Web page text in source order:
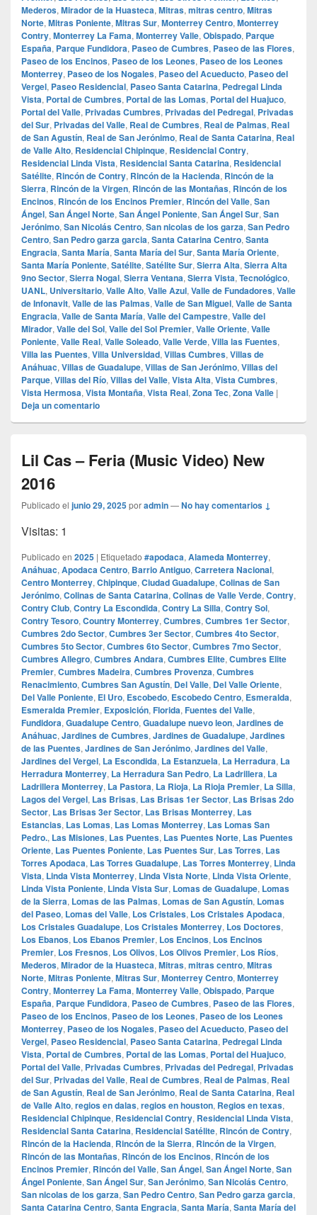
Mederos, Mirador de la Huasteca, Mitras, mitras centro, Mitras
Norte, Mitras Poniente, Mitras Sur, Monterrey Centro, Monterrey
Contry, Monterrey La Fama, Monterrey Valle, Obispado, Parque
España, Parque Fundidora, Paseo de Cumbres, Paseo de las Flores,
Paseo de los Encinos, Paseo de los Leones, Paseo de los Leones
Monterrey, Paseo de los Nogales, Paseo del Acueducto, Paseo del
Vergel, Paseo Residencial, Paseo Santa Catarina, Pedregal Linda
Vista, Portal de Cumbres, Portal de las Lomas, Portal del Huajuco,
Portal del Valle, Privadas Cumbres, Privadas del Pedregal, Privadas
del Sur, Privadas del Valle, Real de Cumbres, Real de Palmas, Real
de San Agustín, Real de San Jerónimo, Real de Santa Catarina, Real
de Valle Alto, Residencial Chipinque, Residencial Contry,
Residencial Linda Vista, Residencial Santa Catarina, Residencial
Satélite, Rincón de Contry, Rincón de la Hacienda, Rincón de la
Sierra, Rincón de la Virgen, Rincón de las Montañas, Rincón de los
Encinos, Rincón de los Encinos Premier, Rincón del Valle, San
Ángel, San Ángel Norte, San Ángel Poniente, San Ángel Sur, San
Jerónimo, San Nicolás Centro, San nicolas de los garza, San Pedro
Centro, San Pedro garza garcia, Santa Catarina Centro, Santa
Engracia, Santa María, Santa María del Sur, Santa María Oriente,
Santa María Poniente, Satélite, Satélite Sur, Sierra Alta, Sierra Alta
9no Sector, Sierra Nogal, Sierra Ventana, Sierra Vista, Tecnológico,
UANL, Universitario, Valle Alto, Valle Azul, Valle de Fundadores, Valle
de Infonavit, Valle de las Palmas, Valle de San Miguel, Valle de Santa
Engracia, Valle de Santa María, Valle del Campestre, Valle del
Mirador, Valle del Sol, Valle del Sol Premier, Valle Oriente, Valle
Poniente, Valle Real, Valle Soleado, Valle Verde, Villa las Fuentes,
Villa las Puentes, Villa Universidad, Villas Cumbres, Villas de
Anáhuac, Villas de Guadalupe, Villas de San Jerónimo, Villas del
Parque, Villas del Río, Villas del Valle, Vista Alta, Vista Cumbres,
Vista Hermosa, Vista Montaña, Vista Real, Zona Tec, Zona Valle |
Deja un comentario
Lil Cas – Feria (Music Video) New
2016
Publicado el junio 29, 2025poradmin—No hay comentarios ↓
Visitas: 1
Publicado en 2025 | Etiquetado #apodaca, Alameda Monterrey,
Anáhuac, Apodaca Centro, Barrio Antiguo, Carretera Nacional,
Centro Monterrey, Chipinque, Ciudad Guadalupe, Colinas de San
Jerónimo, Colinas de Santa Catarina, Colinas de Valle Verde, Contry,
Contry Club, Contry La Escondida, Contry La Silla, Contry Sol,
Contry Tesoro, Country Monterrey, Cumbres, Cumbres 1er Sector,
Cumbres 2do Sector, Cumbres 3er Sector, Cumbres 4to Sector,
Cumbres 5to Sector, Cumbres 6to Sector, Cumbres 7mo Sector,
Cumbres Allegro, Cumbres Andara, Cumbres Elite, Cumbres Elite
Premier, Cumbres Madeira, Cumbres Provenza, Cumbres
Renacimiento, Cumbres San Agustín, Del Valle, Del Valle Oriente,
Del Valle Poniente, El Uro, Escobedo, Escobedo Centro, Esmeralda,
Esmeralda Premier, Exposición, Florida, Fuentes del Valle,
Fundidora, Guadalupe Centro, Guadalupe nuevo leon, Jardines de
Anáhuac, Jardines de Cumbres, Jardines de Guadalupe, Jardines
de las Puentes, Jardines de San Jerónimo, Jardines del Valle,
Jardines del Vergel, La Escondida, La Estanzuela, La Herradura, La
Herradura Monterrey, La Herradura San Pedro, La Ladrillera, La
Ladrillera Monterrey, La Pastora, La Rioja, La Rioja Premier, La Silla,
Lagos del Vergel, Las Brisas, Las Brisas 1er Sector, Las Brisas 2do
Sector, Las Brisas 3er Sector, Las Brisas Monterrey, Las
Estancias, Las Lomas, Las Lomas Monterrey, Las Lomas San
Pedro., Las Misiones, Las Puentes, Las Puentes Norte, Las Puentes
Oriente, Las Puentes Poniente, Las Puentes Sur, Las Torres, Las
Torres Apodaca, Las Torres Guadalupe, Las Torres Monterrey, Linda
Vista, Linda Vista Monterrey, Linda Vista Norte, Linda Vista Oriente,
Linda Vista Poniente, Linda Vista Sur, Lomas de Guadalupe, Lomas
de la Sierra, Lomas de las Palmas, Lomas de San Agustín, Lomas
del Paseo, Lomas del Valle, Los Cristales, Los Cristales Apodaca,
Los Cristales Guadalupe, Los Cristales Monterrey, Los Doctores,
Los Ebanos, Los Ebanos Premier, Los Encinos, Los Encinos
Premier, Los Fresnos, Los Olivos, Los Olivos Premier, Los Ríos,
Mederos, Mirador de la Huasteca, Mitras, mitras centro, Mitras
Norte, Mitras Poniente, Mitras Sur, Monterrey Centro, Monterrey
Contry, Monterrey La Fama, Monterrey Valle, Obispado, Parque
España, Parque Fundidora, Paseo de Cumbres, Paseo de las Flores,
Paseo de los Encinos, Paseo de los Leones, Paseo de los Leones
Monterrey, Paseo de los Nogales, Paseo del Acueducto, Paseo del
Vergel, Paseo Residencial, Paseo Santa Catarina, Pedregal Linda
Vista, Portal de Cumbres, Portal de las Lomas, Portal del Huajuco,
Portal del Valle, Privadas Cumbres, Privadas del Pedregal, Privadas
del Sur, Privadas del Valle, Real de Cumbres, Real de Palmas, Real
de San Agustín, Real de San Jerónimo, Real de Santa Catarina, Real
de Valle Alto, regios en dalas, regios en houston, Regios en texas,
Residencial Chipinque, Residencial Contry, Residencial Linda Vista,
Residencial Santa Catarina, Residencial Satélite, Rincón de Contry,
Rincón de la Hacienda, Rincón de la Sierra, Rincón de la Virgen,
Rincón de las Montañas, Rincón de los Encinos, Rincón de los
Encinos Premier, Rincón del Valle, San Ángel, San Ángel Norte, San
Ángel Poniente, San Ángel Sur, San Jerónimo, San Nicolás Centro,
San nicolas de los garza, San Pedro Centro, San Pedro garza garcia,
Santa Catarina Centro, Santa Engracia, Santa María, Santa María del